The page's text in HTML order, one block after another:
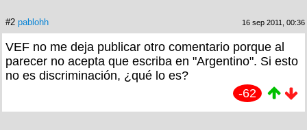
#2 pablohh 16 sep 2011, 00:36
VEF no me deja publicar otro comentario porque al
parecer no acepta que escriba en "Argentino". Si esto
no es discriminación, ¿qué lo es?
-62